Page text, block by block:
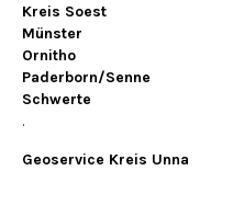
Kreis Soest
Münster
Ornitho
Paderborn/Senne
Schwerte
.
Geoservice Kreis Unna